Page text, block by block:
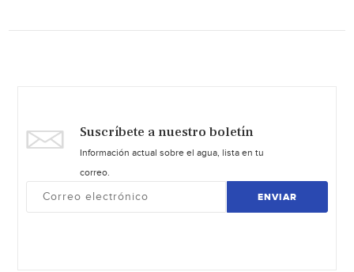
Suscríbete a nuestro boletín
Información actual sobre el agua, lista en tu
correo.
ENVIAR